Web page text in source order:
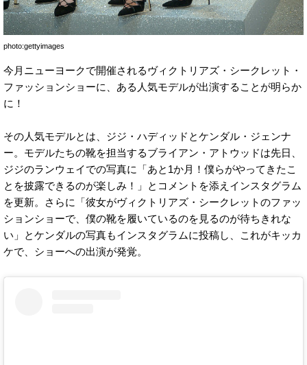
photo:gettyimages
今月ニューヨークで開催されるヴィクトリアズ・シークレット・
ファッションショーに、ある人気モデルが出演することが明らか
に！
その人気モデルとは、ジジ・ハディッドとケンダル・ジェンナ
ー。モデルたちの靴を担当するブライアン・アトウッドは先日、
ジジのランウェイでの写真に「あと1か月！僕らがやってきたこ
とを披露できるのが楽しみ！」とコメントを添えインスタグラム
を更新。さらに「彼女がヴィクトリアズ・シークレットのファッ
ションショーで、僕の靴を履いているのを見るのが待ちきれな
い」とケンダルの写真もインスタグラムに投稿し、これがキッカ
ケで、ショーへの出演が発覚。